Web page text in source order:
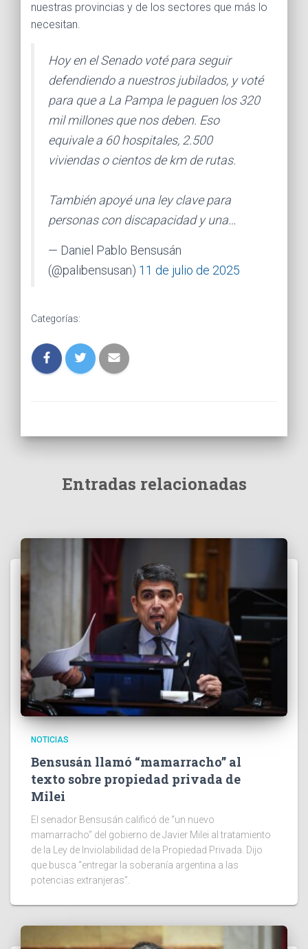
nuestras provincias y de los sectores que más lo
necesitan.
Hoy en el Senado voté para seguir
defendiendo a nuestros jubilados, y voté
para que a La Pampa le paguen los 320
mil millones que nos deben. Eso
equivale a 60 hospitales, 2.500
viviendas o cientos de km de rutas.
También apoyé una ley clave para
personas con discapacidad y una…
— Daniel Pablo Bensusán
(@palibensusan) 11 de julio de 2025
Categorías:
Entradas relacionadas
NOTICIAS
Bensusán llamó “mamarracho” al
texto sobre propiedad privada de
Milei
El senador Bensusán calificó de “un nuevo
mamarracho” del gobierno de Javier Milei al tratamiento
de la Ley de Inviolabilidad de la Propiedad Privada. Dijo
que busca “entregar la soberanía argentina a las
potencias extranjeras”.